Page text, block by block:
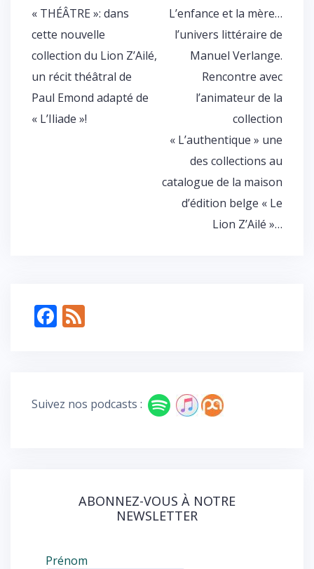
Navigation
de
l’article
« THÉÂTRE »: dans
cette nouvelle
collection du Lion Z’Ailé,
un récit théâtral de
Paul Emond adapté de
« L’Iliade »!
L’enfance et la mère…
l’univers littéraire de
Manuel Verlange.
Rencontre avec
l’animateur de la
collection
« L’authentique » une
des collections au
catalogue de la maison
d’édition belge « Le
Lion Z’Ailé »…
F
o
Suivez nos podcasts :
ABONNEZ-VOUS À NOTRE
NEWSLETTER
Prénom